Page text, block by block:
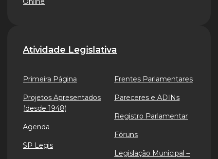
Atividade Legislativa
Primeira Página
Projetos Apresentados
(desde 1948)
Agenda
SP Legis
Frentes Parlamentares
Pareceres e ADINs
Registro Parlamentar
Fóruns
Legislação Municipal –